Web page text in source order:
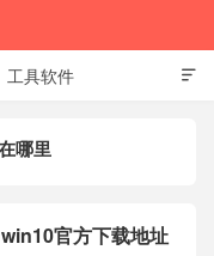

工具软件
哪里
win10官方下载地址